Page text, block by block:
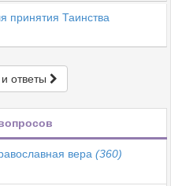
принятия Таинства
ответы
вера (360)